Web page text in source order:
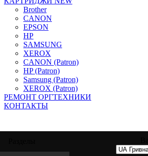
Brother
CANON
EPSON
HP
SAMSUNG
XEROX
CANON (Patron)
HP (Patron)
Samsung (Patron)
XEROX (Patron)
РЕМОНТ ОРГТЕХНИКИ
КОНТАКТЫ